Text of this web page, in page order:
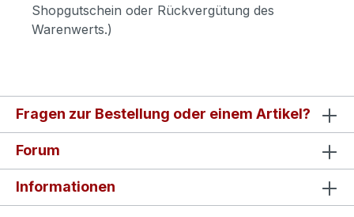
Shopgutschein oder Rückvergütung des
Warenwerts.)
Fragen zur Bestellung oder einem Artikel?
Forum
Informationen